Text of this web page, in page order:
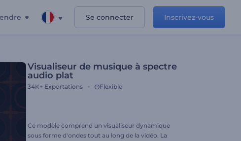
Se connecter Inscrivez-vous
Visualiseur de musique à spectre
audio plat
34K+ Exportations Flexible
Ce modèle comprend un visualiseur dynamique
sous forme d'ondes tout au long de la vidéo. La